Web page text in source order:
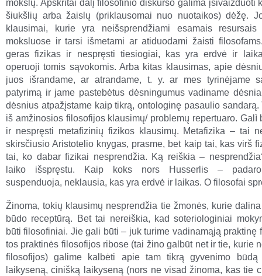
mokslų. Apskritai dalį filosofinio diskurso galima įsivaizduoti
šiukšlių arba žaislų (priklausomai nuo nuotaikos) dėžę.
klausimai, kurie yra neišsprendžiami esamais resursais
moksluose ir tarsi išmetami ar atiduodami žaisti
geras fizikas ir nespręsti tiesiogiai, kas yra erdvė ir
operuoji tomis sąvokomis. Arba kitas klausimas, apie
juos išrandame, ar atrandame, t. y. ar mes tyrinėjame
patyrimą ir jame pastebėtus dėsningumus vadiname
dėsnius atpažįstame kaip tikrą, ontologinę pasaulio sandarą.
iš amžinosios filosofijos klausimų/ problemų repertuaro. Galì
ir nespręsti metafizinių fizikos klausimų. Metafizika – tai
skirsčiusio Aristotelio knygas, prasme, bet kaip tai, kas virš
tai, ko dabar fizikai nesprendžia. Ką reiškia –
laiko išspręstu. Kaip koks nors Husserlis –
suspenduoja, neklausia, kas yra erdvė ir laikas. O filosofai
Žinoma, tokių klausimų nesprendžia tie žmonės, kurie
būdo receptūrą. Bet tai nereiškia, kad soteriologiniai
būti filosofiniai. Jie gali būti – juk turime vadinamąją praktinę
tos praktinės filosofijos ribose (tai žino galbūt net ir tie, kurie
filosofijos) galime kalbėti apie tam tikrą gyvenimo
laikyseną, cinišką laikyseną (nors ne visad žinoma, kas tie